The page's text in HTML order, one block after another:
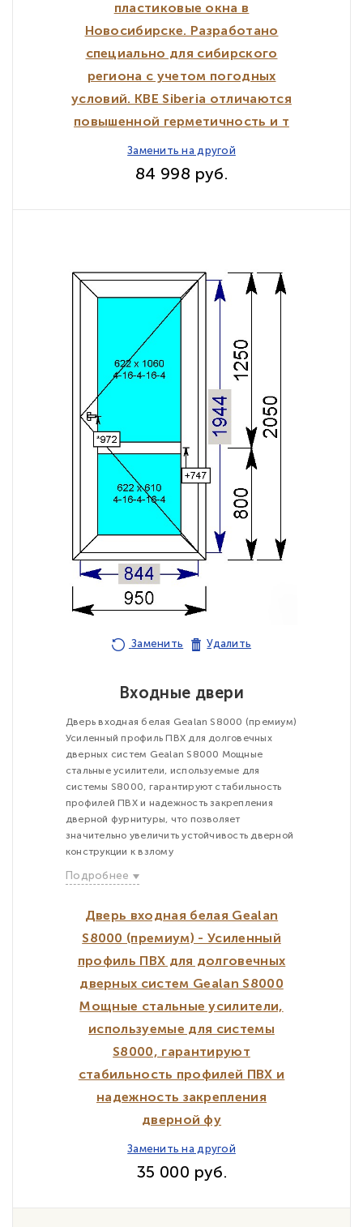
пластиковые окна в
Новосибирске. Разработано
специально для сибирского
региона с учетом погодных
условий. KBE Siberia отличаются
повышенной герметичность и т
Заменить на другой
84 998 руб.
Заменить Удалить
Входные двери
Дверь входная белая Gealan S8000 (премиум)
Усиленный профиль ПВХ для долговечных
дверных систем Gealan S8000 Мощные
стальные усилители, используемые для
системы S8000, гарантируют стабильность
профилей ПВХ и надежность закрепления
дверной фурнитуры, что позволяет
значительно увеличить устойчивость дверной
конструкции к взлому
Подробнее
Дверь входная белая Gealan
S8000 (премиум) - Усиленный
профиль ПВХ для долговечных
дверных систем Gealan S8000
Мощные стальные усилители,
используемые для системы
S8000, гарантируют
стабильность профилей ПВХ и
надежность закрепления
дверной фу
Заменить на другой
35 000 руб.